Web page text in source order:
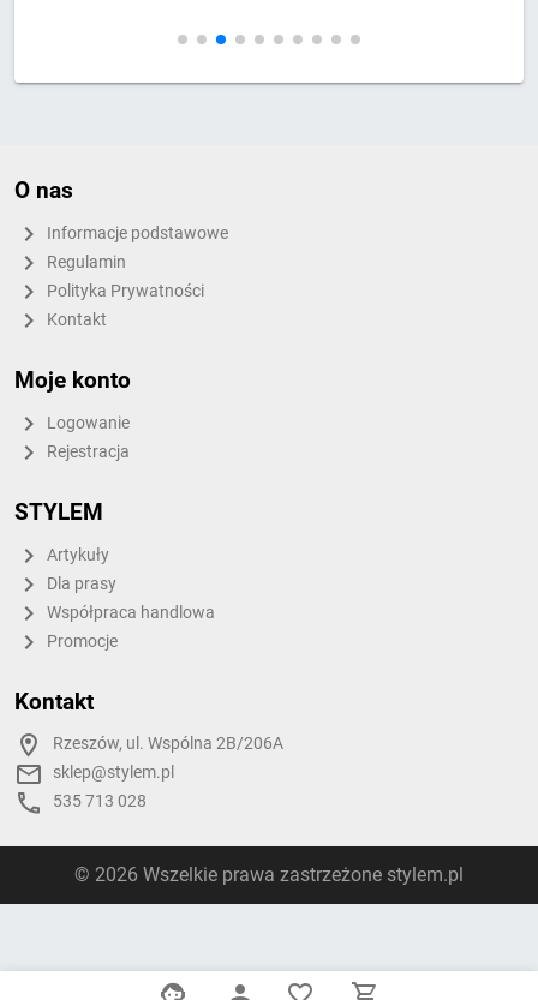
O nas
Informacje podstawowe
Regulamin
Polityka Prywatności
Kontakt
Moje konto
Logowanie
Rejestracja
STYLEM
Artykuły
Dla prasy
Współpraca handlowa
Promocje
Kontakt
Rzeszów, ul. Wspólna 2B/206A
sklep@stylem.pl
535 713 028
© 2026 Wszelkie prawa zastrzeżone stylem.pl